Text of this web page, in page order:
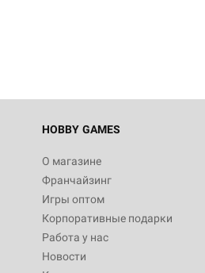
HOBBY GAMES
О магазине
Франчайзинг
Игры оптом
Корпоративные подарки
Работа у нас
Новости